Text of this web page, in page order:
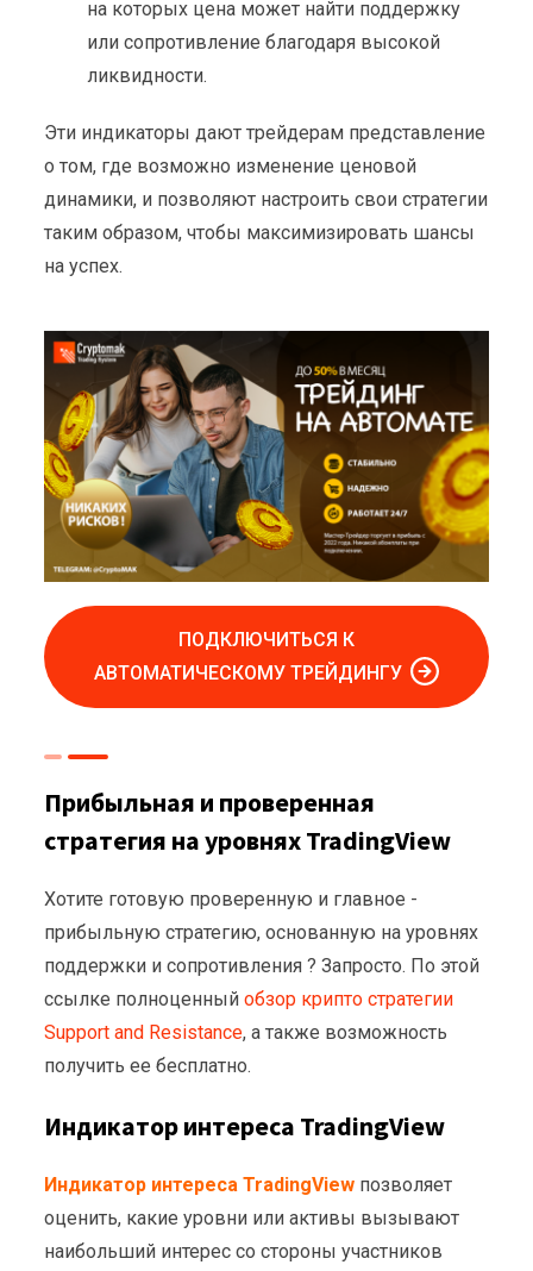
на которых цена может найти поддержку
или сопротивление благодаря высокой
ликвидности.
Эти индикаторы дают трейдерам представление
о том, где возможно изменение ценовой
динамики, и позволяют настроить свои стратегии
таким образом, чтобы максимизировать шансы
на успех.
ПОДКЛЮЧИТЬСЯ К
АВТОМАТИЧЕСКОМУ ТРЕЙДИНГУ
Прибыльная и проверенная
стратегия на уровнях TradingView
Хотите готовую проверенную и главное -
прибыльную стратегию, основанную на уровнях
поддержки и сопротивления ? Запросто. По этой
ссылке полноценный обзор крипто стратегии
Support and Resistance, а также возможность
получить ее бесплатно.
Индикатор интереса TradingView
Индикатор интереса TradingView позволяет
оценить, какие уровни или активы вызывают
наибольший интерес со стороны участников